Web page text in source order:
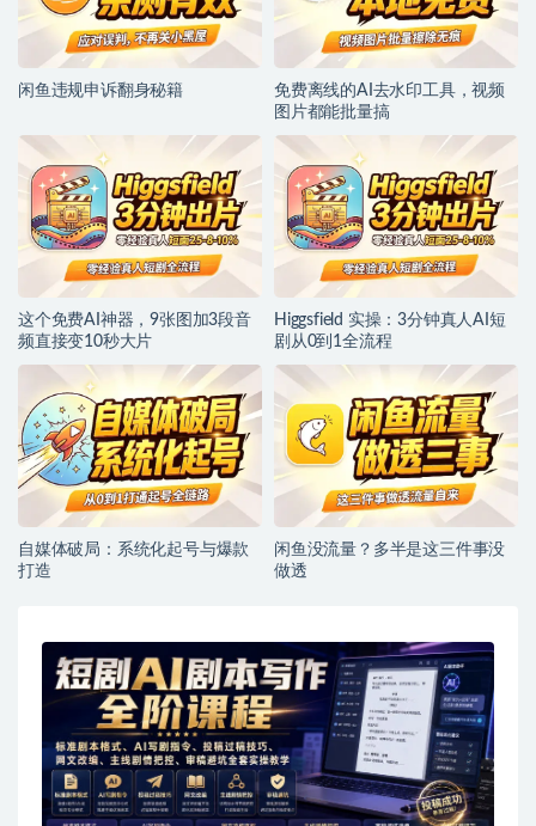
闲鱼违规申诉翻身秘籍
免费离线的AI去水印工具，视频
图片都能批量搞
这个免费AI神器，9张图加3段音
频直接变10秒大片
Higgsfield 实操：3分钟真人AI短
剧从0到1全流程
自媒体破局：系统化起号与爆款
打造
闲鱼没流量？多半是这三件事没
做透